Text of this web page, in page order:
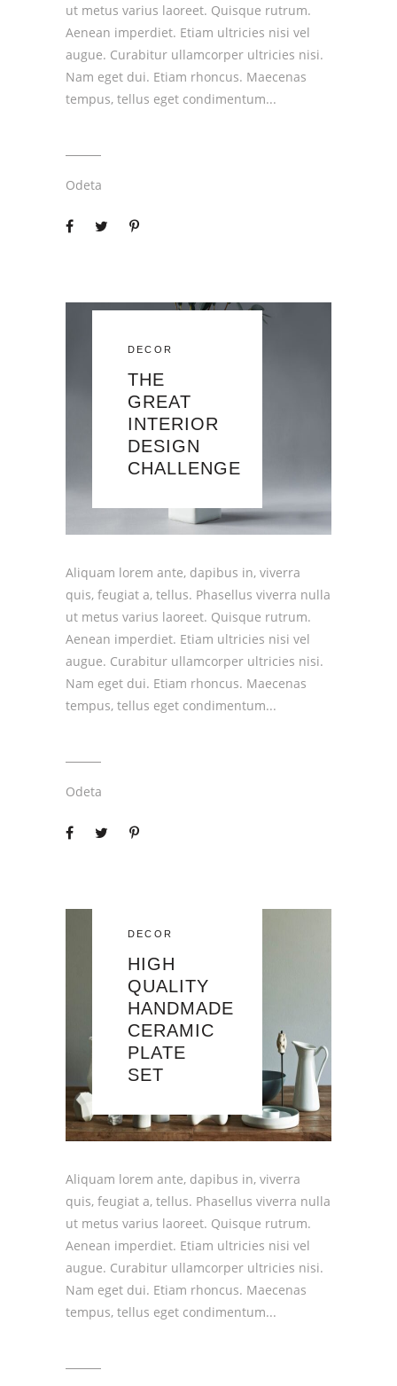
ut metus varius laoreet. Quisque rutrum.
Aenean imperdiet. Etiam ultricies nisi vel
augue. Curabitur ullamcorper ultricies nisi.
Nam eget dui. Etiam rhoncus. Maecenas
tempus, tellus eget condimentum
Odeta
DECOR
THE
GREAT
INTERIOR
DESIGN
CHALLENGE
Aliquam lorem ante, dapibus in, viverra
quis, feugiat a, tellus. Phasellus viverra nulla
ut metus varius laoreet. Quisque rutrum.
Aenean imperdiet. Etiam ultricies nisi vel
augue. Curabitur ullamcorper ultricies nisi.
Nam eget dui. Etiam rhoncus. Maecenas
tempus, tellus eget condimentum
Odeta
DECOR
HIGH
QUALITY
HANDMADE
CERAMIC
PLATE
SET
Aliquam lorem ante, dapibus in, viverra
quis, feugiat a, tellus. Phasellus viverra nulla
ut metus varius laoreet. Quisque rutrum.
Aenean imperdiet. Etiam ultricies nisi vel
augue. Curabitur ullamcorper ultricies nisi.
Nam eget dui. Etiam rhoncus. Maecenas
tempus, tellus eget condimentum